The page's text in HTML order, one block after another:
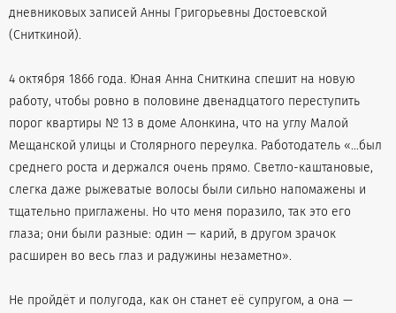
дневниковых записей Анны Григорьевны Достоевской
(Сниткиной).
4 октября 1866 года. Юная Анна Сниткина спешит на новую
работу, чтобы ровно в половине двенадцатого переступить
порог квартиры № 13 в доме Алонкина, что на углу Малой
Мещанской улицы и Столярного переулка. Работодатель «…был
среднего роста и держался очень прямо. Светло-каштановые,
слегка даже рыжеватые волосы были сильно напомажены и
тщательно приглажены. Но что меня поразило, так это его
глаза; они были разные: один — карий, в другом зрачок
расширен во весь глаз и радужины незаметно».
Не пройдёт и полугода, как он станет её супругом, а она —